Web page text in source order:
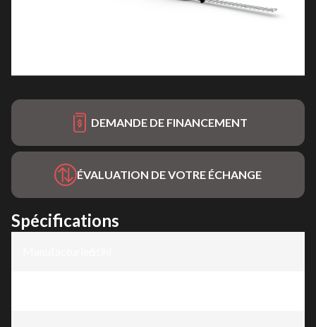
DEMANDE DE FINANCEMENT
ÉVALUATION DE VOTRE ÉCHANGE
Spécifications